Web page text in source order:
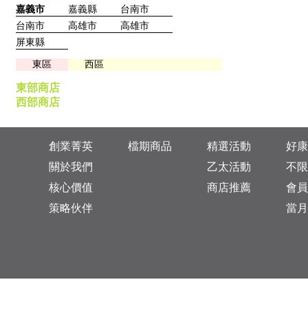
嘉義市 嘉義縣
台南市
台南市
高雄市
高雄市
屏東縣
東區 西區
東部商店
西部商店
創業菁英
關於我們
核心價值
策略伙伴
檔期商品
精選活動
乙太活動
商店推薦
好
不
會
當